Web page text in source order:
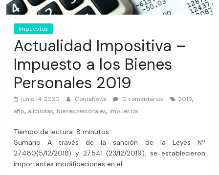
Impuestos
Actualidad Impositiva –
Impuesto a los Bienes
Personales 2019
junio 14, 2020 ContaNews 0 comentarios 2019,
afip, alicuotas, bienespersonales, impuestos
Tiempo de lectura: 8 minutos
Sumario A través de la sanción de la Leyes Nº
27.480(5/12/2018) y 27.541 (23/12/2019), se establecieron
importantes modificaciones en el